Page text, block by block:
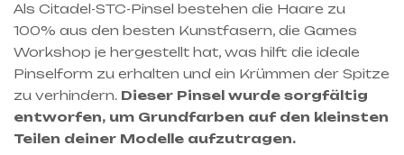
Als Citadel-STC-Pinsel bestehen die Haare zu
100% aus den besten Kunstfasern, die Games
Workshop je hergestellt hat, was hilft die ideale
Pinselform zu erhalten und ein Krümmen der Spitze
zu verhindern. Dieser Pinsel wurde sorgfältig
entworfen, um Grundfarben auf den kleinsten
Teilen deiner Modelle aufzutragen.